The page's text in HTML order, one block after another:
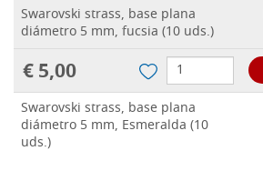
Swarovski strass, base plana
diámetro 5 mm, fucsia (10 uds.)
€ 5,00
Swarovski strass, base plana
diámetro 5 mm, Esmeralda (10
uds.)